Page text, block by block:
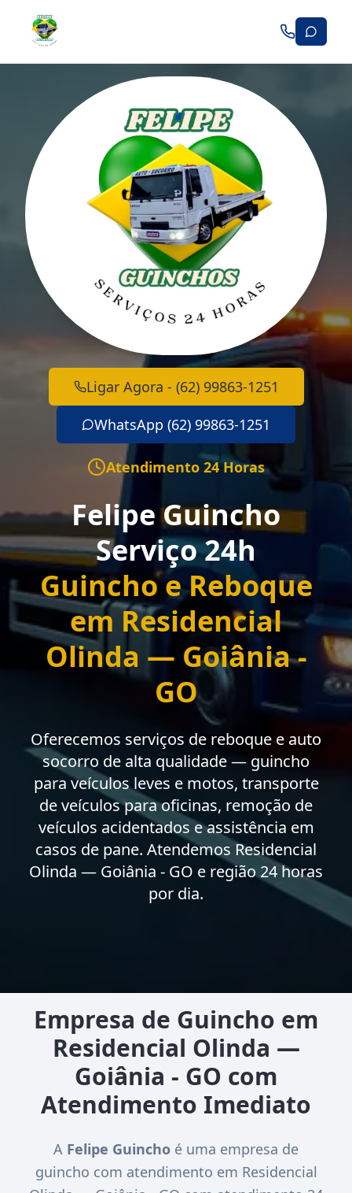
Ligar Agora - (62) 99863-1251
WhatsApp (62) 99863-1251
Atendimento 24 Horas
Felipe Guincho
Serviço 24h
Guincho e Reboque
em Residencial
Olinda — Goiânia -
GO
Oferecemos serviços de reboque e auto
socorro de alta qualidade — guincho
para veículos leves e motos, transporte
de veículos para oficinas, remoção de
veículos acidentados e assistência em
casos de pane. Atendemos Residencial
Olinda — Goiânia - GO e região 24 horas
por dia.
Empresa de Guincho em
Residencial Olinda —
Goiânia - GO com
Atendimento Imediato
A Felipe Guincho é uma empresa de
guincho com atendimento em Residencial